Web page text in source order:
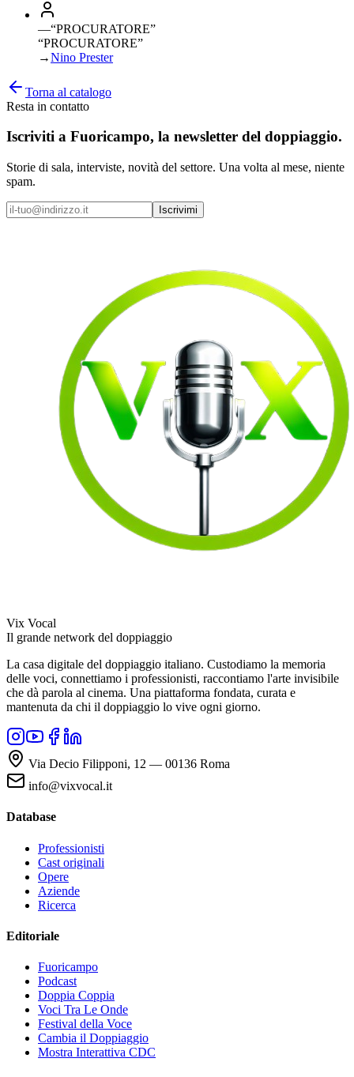
—“PROCURATORE”
“PROCURATORE”
→Nino Prester
Torna al catalogo
Resta in contatto
Iscriviti a Fuoricampo, la newsletter del doppiaggio.
Storie di sala, interviste, novità del settore. Una volta al mese, niente
spam.
Iscrivimi
Vix Vocal
Il grande network del doppiaggio
La casa digitale del doppiaggio italiano. Custodiamo la memoria
delle voci, connettiamo i professionisti, raccontiamo l'arte invisibile
che dà parola al cinema. Una piattaforma fondata, curata e
mantenuta da chi il doppiaggio lo vive ogni giorno.
Via Decio Filipponi, 12 — 00136 Roma
info@vixvocal.it
Database
Professionisti
Cast originali
Opere
Aziende
Ricerca
Editoriale
Fuoricampo
Podcast
Doppia Coppia
Voci Tra Le Onde
Festival della Voce
Cambia il Doppiaggio
Mostra Interattiva CDC